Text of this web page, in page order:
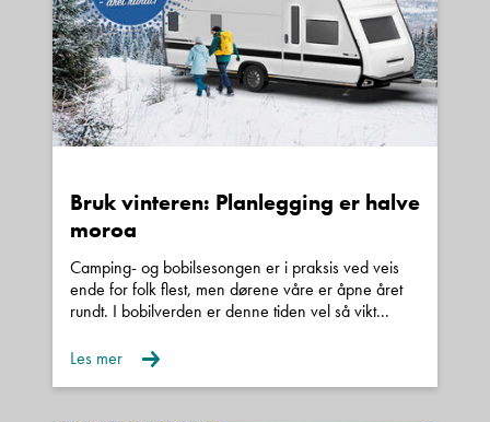
Bruk vinteren: Planlegging er halve
moroa
Camping- og bobilsesongen er i praksis ved veis
ende for folk flest, men dørene våre er åpne året
rundt. I bobilverden er denne tiden vel så vikt...
Les mer